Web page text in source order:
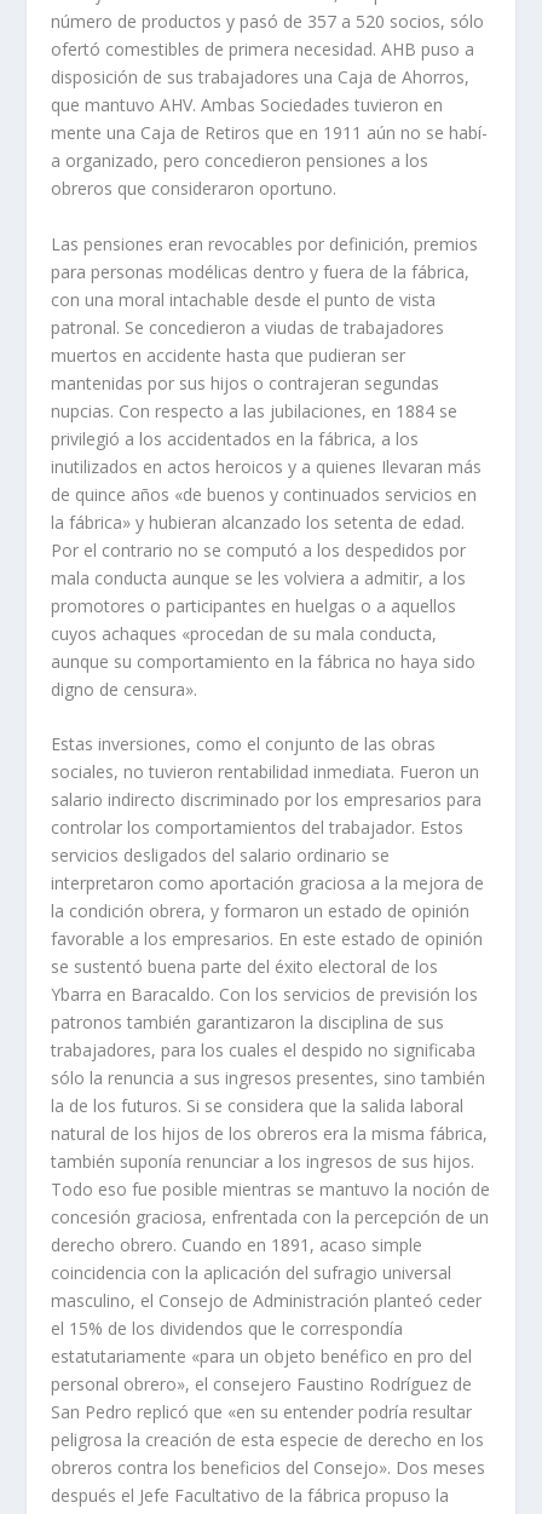
número de productos y pasó de 357 a 520 socios, sólo
ofertó comestibles de primera necesidad. AHB puso a
disposición de sus trabajadores una Caja de Ahorros,
que mantuvo AHV. Ambas Sociedades tuvieron en
mente una Caja de Retiros que en 1911 aún no se habí­
a organizado, pero concedieron pensiones a los
obreros que consideraron oportuno.
Las pensiones eran revocables por definición, premios
para personas modélicas dentro y fuera de la fábrica,
con una moral intachable desde el punto de vista
patronal. Se concedieron a viudas de trabajadores
muertos en accidente hasta que pudieran ser
mantenidas por sus hijos o contrajeran segundas
nupcias. Con respecto a las jubilaciones, en 1884 se
privilegió a los accidentados en la fábrica, a los
inutilizados en actos heroicos y a quienes Ilevaran más
de quince años «de buenos y continuados servicios en
la fábrica» y hubieran alcanzado los setenta de edad.
Por el contrario no se computó a los despedidos por
mala conducta aunque se les volviera a admitir, a los
promotores o participantes en huelgas o a aquellos
cuyos achaques «procedan de su mala conducta,
aunque su comportamiento en la fábrica no haya sido
digno de censura».
Estas inversiones, como el conjunto de las obras
sociales, no tuvieron rentabilidad inmediata. Fueron un
salario indirecto discriminado por los empresarios para
controlar los comportamientos del trabajador. Estos
servicios desligados del salario ordinario se
interpretaron como aportación graciosa a la mejora de
la condición obrera, y formaron un estado de opinión
favorable a los empresarios. En este estado de opinión
se sustentó buena parte del éxito electoral de los
Ybarra en Baracaldo. Con los servicios de previsión los
patronos también garantizaron la disciplina de sus
trabajadores, para los cuales el despido no significaba
sólo la renuncia a sus ingresos presentes, sino también
la de los futuros. Si se considera que la salida laboral
natural de los hijos de los obreros era la misma fábrica,
también suponí­a renunciar a los ingresos de sus hijos.
Todo eso fue posible mientras se mantuvo la noción de
concesión graciosa, enfrentada con la percepción de un
derecho obrero. Cuando en 1891, acaso simple
coincidencia con la aplicación del sufragio universal
masculino, el Consejo de Administración planteó ceder
el 15% de los dividendos que le correspondí­a
estatutariamente «para un objeto benéfico en pro del
personal obrero», el consejero Faustino Rodrí­guez de
San Pedro replicó que «en su entender podrí­a resultar
peligrosa la creación de esta especie de derecho en los
obreros contra los beneficios del Consejo». Dos meses
después el Jefe Facultativo de la fábrica propuso la